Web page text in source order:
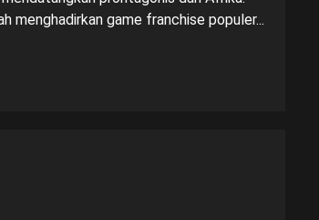
game franchise populer...